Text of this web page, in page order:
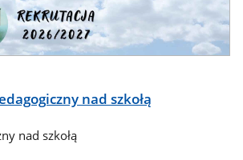
nad szkołą
nad szkołą